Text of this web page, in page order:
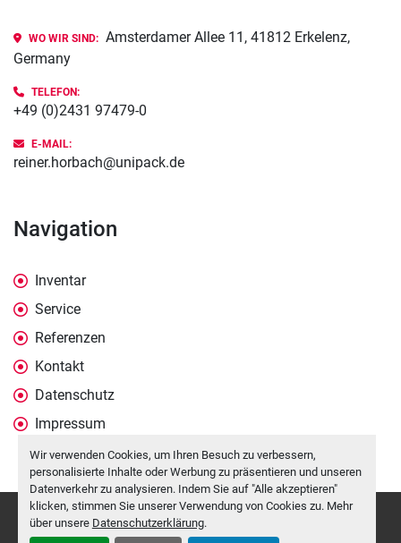
Wir verwenden Cookies, um Ihren Besuch zu verbessern,
personalisierte Inhalte oder Werbung zu präsentieren und unseren
Datenverkehr zu analysieren. Indem Sie auf "Alle akzeptieren"
klicken, stimmen Sie unserer Verwendung von Cookies zu. Mehr
über unsere Datenschutzerklärung.
WO WIR SIND: Amsterdamer Allee 11, 41812 Erkelenz,
Germany
TELEFON:
+49 (0)2431 97479-0
E-MAIL:
reiner.horbach@unipack.de
Navigation
Inventar
Service
Referenzen
Kontakt
Datenschutz
Impressum
Cookie-Einstellungen